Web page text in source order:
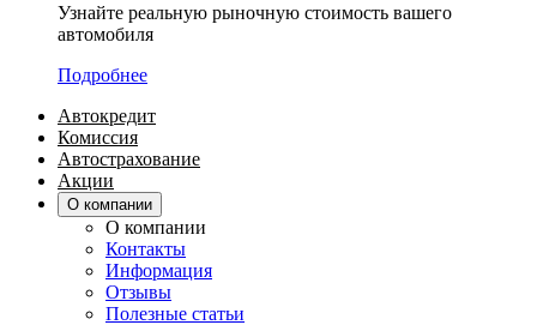
Узнайте реальную рыночную стоимость вашего
автомобиля
Подробнее
Автокредит
Комиссия
Автострахование
Акции
О компании
О компании
Контакты
Информация
Отзывы
Полезные статьи